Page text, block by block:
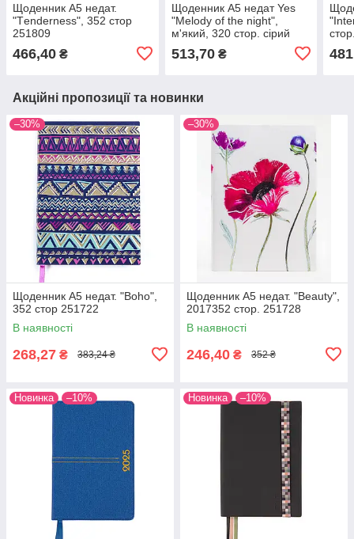
Щоденник А5 недат.
"Тenderness", 352 стор
251809
466,40 ₴
Щоденник А5 недат Yes
"Melody of the night",
м'який, 320 стор. сірий
513,70₴
Акційні пропозиції та новинки
–30%
Щоденник А5 недат. "Boho",
352 стор 251722
В наявності
268,27 ₴ 383,24 ₴
–30%
Щоденник А5 недат. "Beauty",
2017352 стор. 251728
В наявності
246,40 ₴ 352 ₴
Новинка –10% Новинка –10%